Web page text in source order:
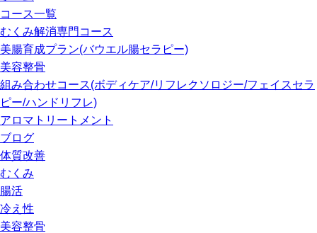
コース一覧
むくみ解消専門コース
美腸育成プラン(バウエル腸セラピー)
美容整骨
組み合わせコース(ボディケア/リフレクソロジー/フェイスセラ
ピー/ハンドリフレ)
アロマトリートメント
ブログ
体質改善
むくみ
腸活
冷え性
美容整骨